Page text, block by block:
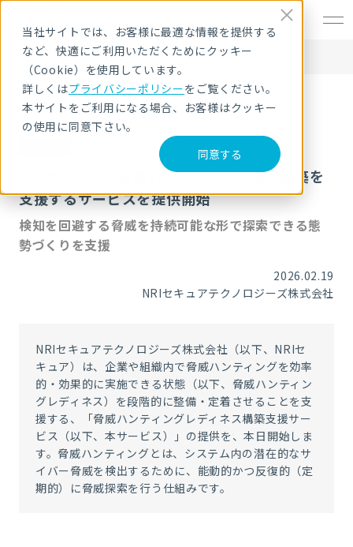
当社サイトでは、お客様に最適な情報を提供する
など、快適にご利用いただくためにクッキー
（Cookie）を使用しています。
詳しくはプライバシーポリシーをご覧ください。
本サイトをご利用になる場合、お客様はクッキー
の使用に同意下さい。
同意する
HOME
ニュース・トピックス
NRIセキュア、脅威ハンティングの態勢構築を支援するサービスを提供開始
NRIセキュア、脅威ハンティングの態勢構築を
支援するサービスを提供開始
検知を回避する脅威を持続可能な形で探索できる態
勢づくりを支援
2026.02.19
NRIセキュアテクノロジーズ株式会社
NRIセキュアテクノロジーズ株式会社（以下、NRIセ
キュア）は、企業や組織内で脅威ハンティングを効率
的・効果的に実施できる状態（以下、脅威ハンティン
グレディネス）を段階的に整備・定着させることを支
援する、「脅威ハンティングレディネス構築支援サー
ビス（以下、本サービス）」の提供を、本日開始しま
す。脅威ハンティングとは、システム内の潜在的なサ
イバー脅威を検出するために、能動的かつ反復的（定
期的）に脅威探索を行う仕組みです。